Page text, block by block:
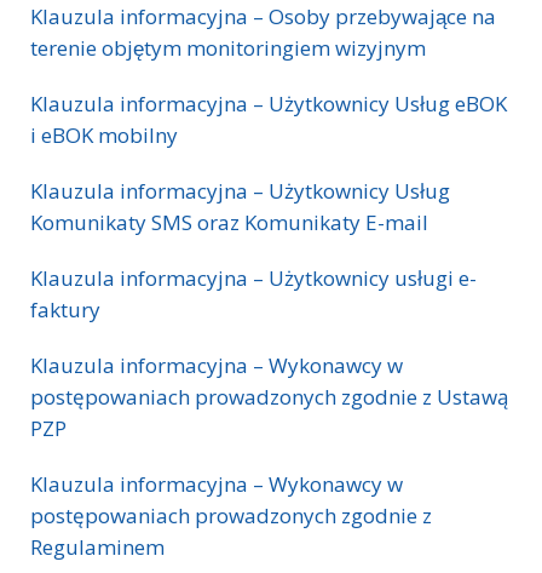
Klauzula informacyjna – Osoby przebywające na
terenie objętym monitoringiem wizyjnym
Klauzula informacyjna – Użytkownicy Usług eBOK
i eBOK mobilny
Klauzula informacyjna – Użytkownicy Usług
Komunikaty SMS oraz Komunikaty E-mail
Klauzula informacyjna – Użytkownicy usługi e-
faktury
Klauzula informacyjna – Wykonawcy w
postępowaniach prowadzonych zgodnie z Ustawą
PZP
Klauzula informacyjna – Wykonawcy w
postępowaniach prowadzonych zgodnie z
Regulaminem